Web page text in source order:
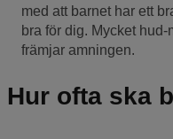
med att barnet har ett
bra för dig. Mycket
främjar amningen.
Hur ofta ska